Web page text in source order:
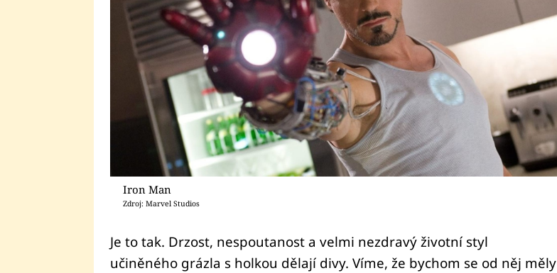
Iron Man
Zdroj: Marvel Studios
Je to tak. Drzost, nespoutanost a velmi nezdravý životní styl
učiněného grázla s holkou dělají divy. Víme, že bychom se od něj měly